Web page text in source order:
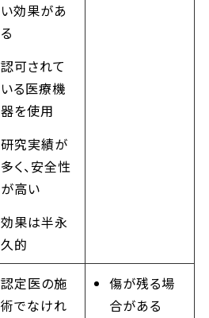
い効果があ
る
認可されて
いる医療機
器を使用
研究実績が
多く、安全性
が高い
効果は半永
久的
認定医の施
術でなけれ
傷が残る場
合がある